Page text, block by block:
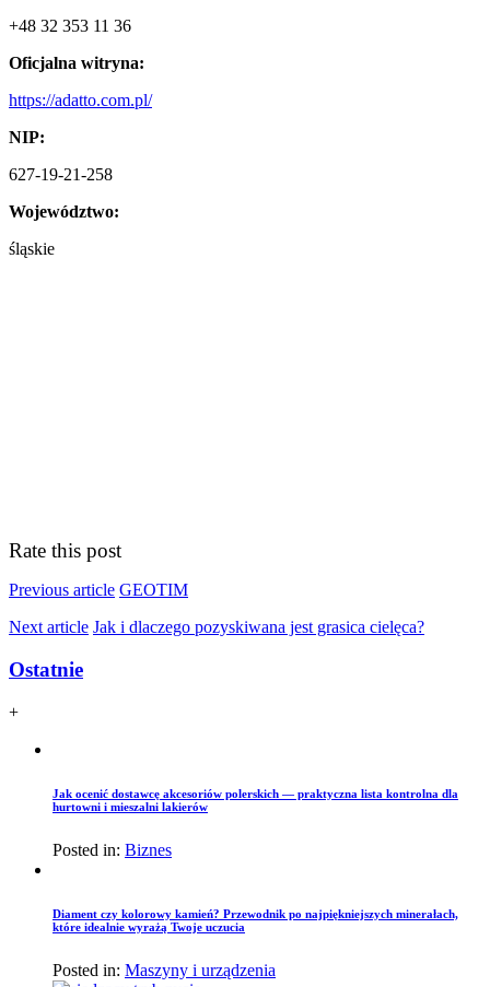
+48 32 353 11 36
Oficjalna witryna:
https://adatto.com.pl/
NIP:
627-19-21-258
Województwo:
śląskie
Rate this post
Previous article GEOTIM
Next article Jak i dlaczego pozyskiwana jest grasica cielęca?
Ostatnie
+
Jak ocenić dostawcę akcesoriów polerskich — praktyczna lista kontrolna dla
hurtowni i mieszalni lakierów
Posted in: Biznes
Diament czy kolorowy kamień? Przewodnik po najpiękniejszych minerałach,
które idealnie wyrażą Twoje uczucia
Posted in: Maszyny i urządzenia